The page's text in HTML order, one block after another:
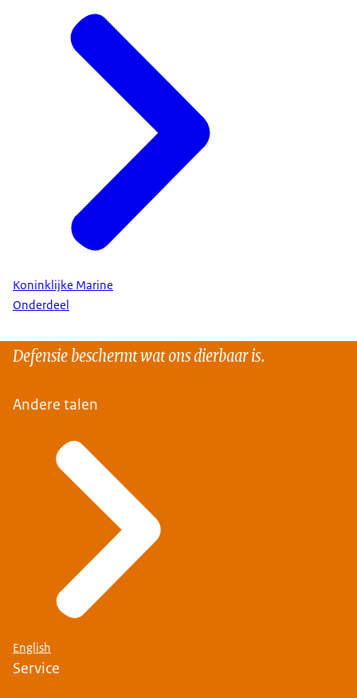
Koninklijke Marine
Onderdeel
Defensie beschermt wat ons dierbaar is.
Andere talen
English
Service